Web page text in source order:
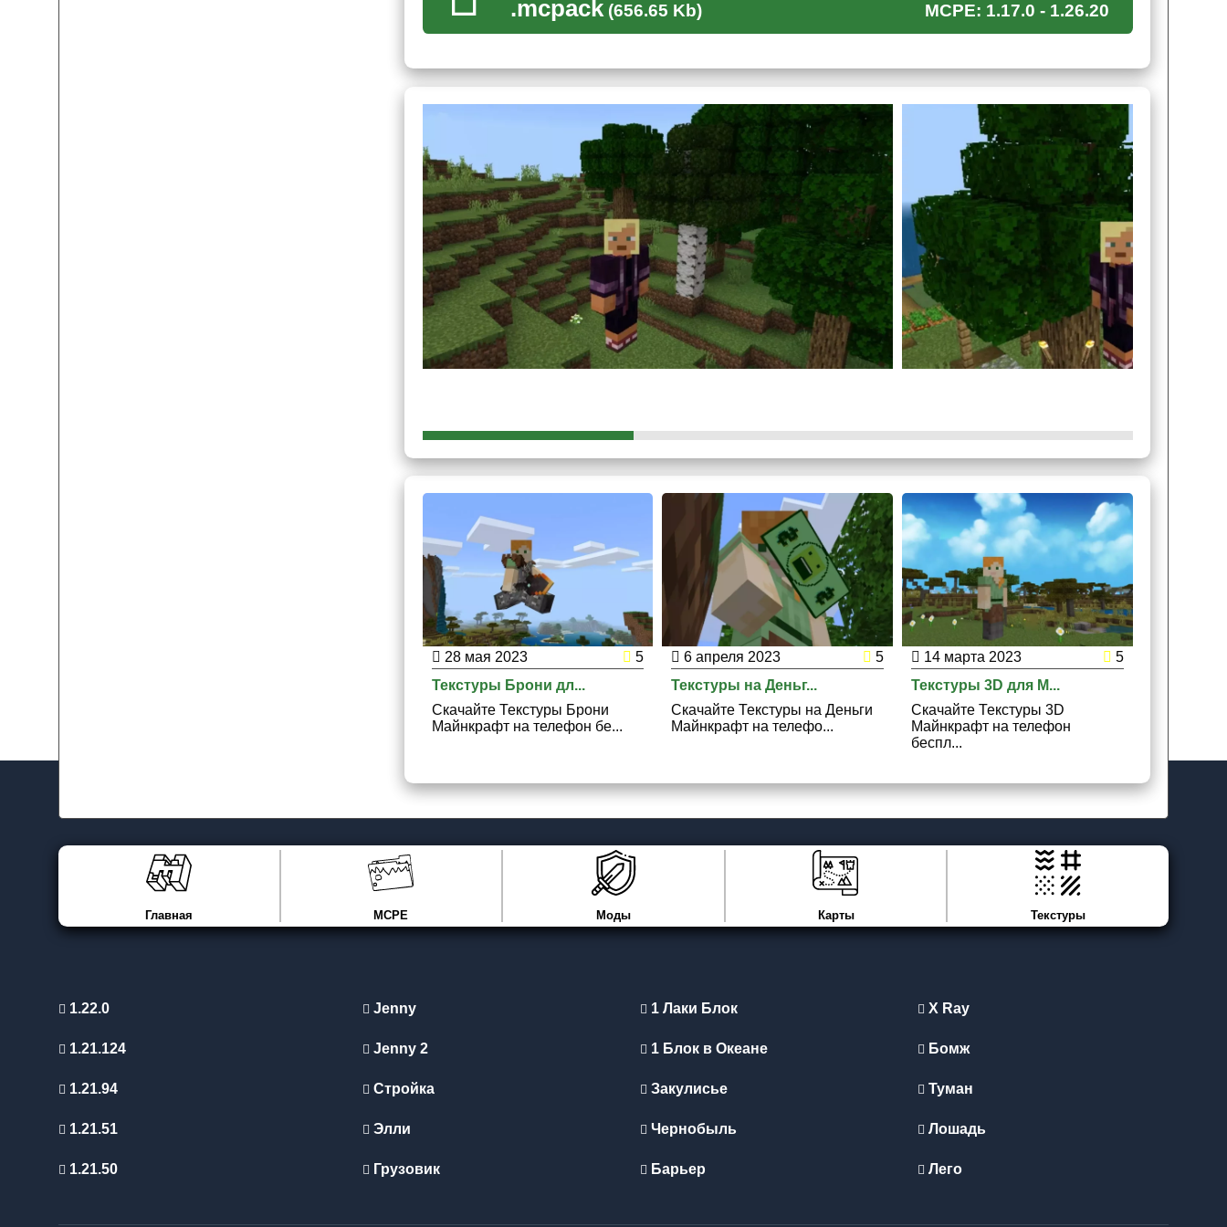
Для тех, кто находится в поискахтотального изменения своего мира,этот 3д текстур пак в Minecraft PE
предметов, а во-вторых вся окружающая реальность примет облик надутого пластика.
.mcpack(656.65 Kb) MCPE: 1.17.0 - 1.26.20
28 мая 2023
5
Текстуры Брони дл...
Скачайте Текстуры Брони
Майнкрафт на телефон бе...
6 апреля 2023
5
Текстуры на Деньг...
Скачайте Текстуры на Деньги
Майнкрафт на телефо...
14 марта 2023
5
Текстуры 3D для M...
Скачайте Текстуры 3D
Майнкрафт на телефон
беспл...
Главная MCPE Моды Карты Текстуры
1.22.0
1.21.124
1.21.94
1.21.51
1.21.50
Jenny
Jenny 2
Стройка
Элли
Грузовик
1 Лаки Блок
1 Блок в Океане
Закулисье
Чернобыль
Барьер
X Ray
Бомж
Туман
Лошадь
Лего